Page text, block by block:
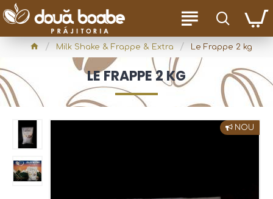
Milk Shake & Frappe & Extra Le Frappe 2 kg
LE FRAPPE 2 KG
NOU